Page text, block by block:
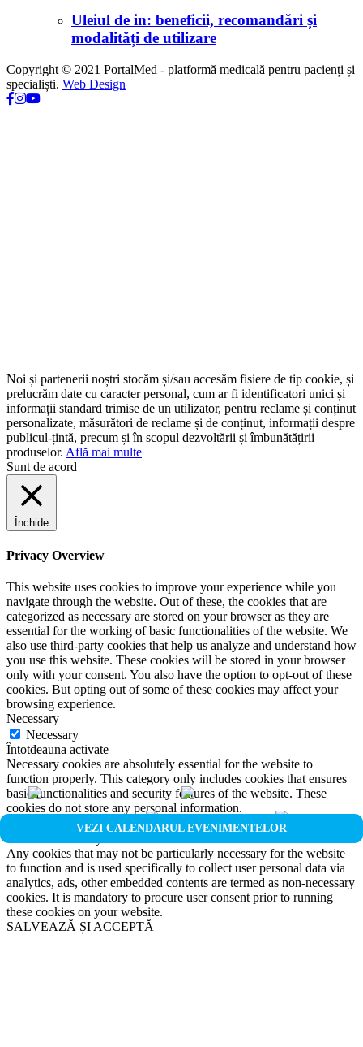
VEZI CALENDARUL EVENIMENTELOR
Uleiul de in: beneficii, recomandări și
modalități de utilizare
Copyright © 2021 PortalMed - platformă medicală pentru pacienți și
specialiști. Web Design
Noi și partenerii noștri stocăm și/sau accesăm fisiere de tip cookie, și
prelucrăm date cu caracter personal, cum ar fi identificatori unici și
informații standard trimise de un utilizator, pentru reclame și conținut
personalizate, măsurători de reclame și de conținut, informații despre
publicul-țintă, precum și în scopul dezvoltării și îmbunătățirii
produselor. Află mai multe
Sunt de acord
Închide
Privacy Overview
This website uses cookies to improve your experience while you
navigate through the website. Out of these, the cookies that are
categorized as necessary are stored on your browser as they are
essential for the working of basic functionalities of the website. We
also use third-party cookies that help us analyze and understand how
you use this website. These cookies will be stored in your browser
only with your consent. You also have the option to opt-out of these
cookies. But opting out of some of these cookies may affect your
browsing experience.
Necessary
Necessary
Întotdeauna activate
Necessary cookies are absolutely essential for the website to
function properly. This category only includes cookies that ensures
basic functionalities and security features of the website. These
cookies do not store any personal information.
Non-necessary
Any cookies that may not be particularly necessary for the website
to function and is used specifically to collect user personal data via
analytics, ads, other embedded contents are termed as non-necessary
cookies. It is mandatory to procure user consent prior to running
these cookies on your website.
SALVEAZĂ ȘI ACCEPTĂ